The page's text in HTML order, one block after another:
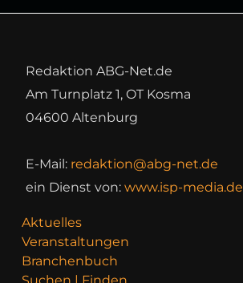
Redaktion ABG-Net.de
Am Turnplatz 1, OT Kosma
04600 Altenburg
E-Mail: redaktion@abg-net.de
ein Dienst von: www.isp-media.de
Aktuelles
Veranstaltungen
Branchenbuch
Suchen | Finden